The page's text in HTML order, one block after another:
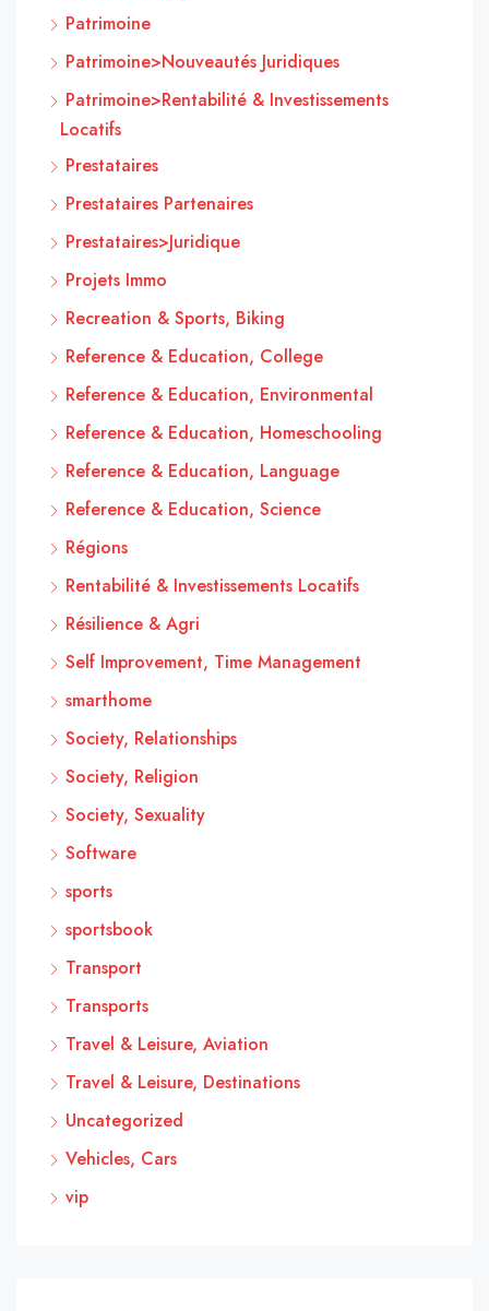
Patrimoine
Patrimoine>Nouveautés Juridiques
Patrimoine>Rentabilité & Investissements
Locatifs
Prestataires
Prestataires Partenaires
Prestataires>Juridique
Projets Immo
Recreation & Sports, Biking
Reference & Education, College
Reference & Education, Environmental
Reference & Education, Homeschooling
Reference & Education, Language
Reference & Education, Science
Régions
Rentabilité & Investissements Locatifs
Résilience & Agri
Self Improvement, Time Management
smarthome
Society, Relationships
Society, Religion
Society, Sexuality
Software
sports
sportsbook
Transport
Transports
Travel & Leisure, Aviation
Travel & Leisure, Destinations
Uncategorized
Vehicles, Cars
vip